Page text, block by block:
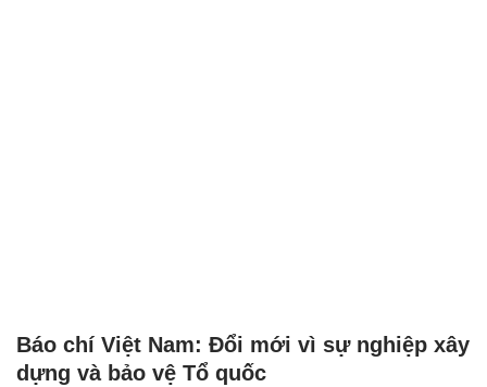
Báo chí Việt Nam: Đổi mới vì sự nghiệp xây
dựng và bảo vệ Tổ quốc